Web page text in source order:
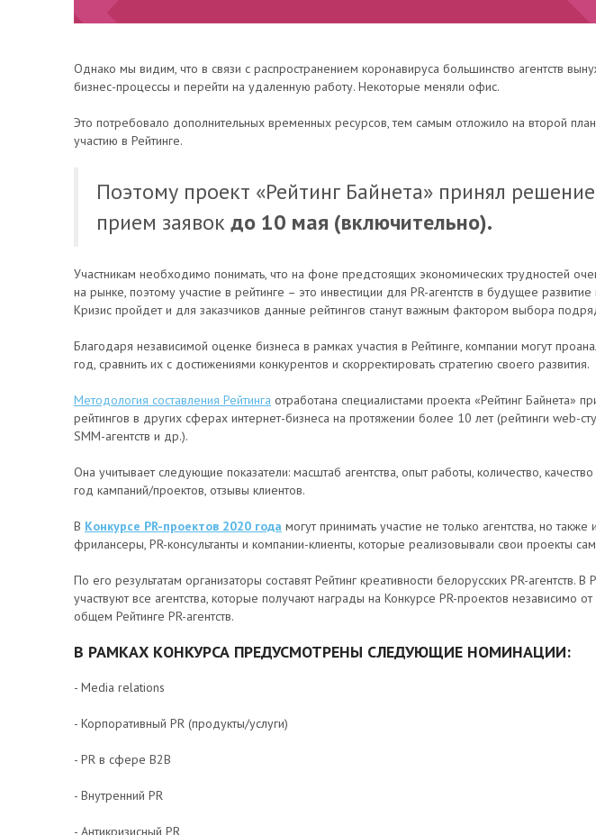
Однако мы видим, что в связи с распространением коронавируса большинство агентств
бизнес-процессы и перейти на удаленную работу. Некоторые меняли офис.
Это потребовало дополнительных временных ресурсов, тем самым отложило на второй
участию в Рейтинге.
Поэтому проект «Рейтинг Байнета» принял
прием заявокдо 10 мая (включительно).
Участникам необходимо понимать, что на фоне предстоящих экономических трудностей
на рынке, поэтому участие в рейтинге – это инвестиции для PR-агентств в будущее
Кризис пройдет и для заказчиков данные рейтингов станут важным фактором выбора
Благодаря независимой оценке бизнеса в рамках участия в Рейтинге, компании могут
год, сравнить их с достижениями конкурентов и скорректировать стратегию своего развития.
Методология составления Рейтинга отработана специалистами проекта «Рейтинг Байнета»
рейтингов в других сферах интернет-бизнеса на протяжении более 10 лет (рейтинги web-
SMM-агентств и др.).
Она учитывает следующие показатели: масштаб агентства, опыт работы, количество,
год кампаний/проектов, отзывы клиентов.
В Конкурсе PR-проектов 2020 года могут принимать участие не только агентства, но также
фрилансеры, PR-консультанты и компании-клиенты, которые реализовывали свои проекты
По его результатам организаторы составят Рейтинг креативности белорусских PR-агентств. В
участвуют все агентства, которые получают награды на Конкурсе PR-проектов независимо от
общем Рейтинге PR-агентств.
В РАМКАХ КОНКУРСА ПРЕДУСМОТРЕНЫ СЛЕДУЮЩИЕ НОМИНАЦИИ:
- Media relations
- Корпоративный PR (продукты/услуги)
- PR в сфере B2B
- Внутренний PR
- Антикризисный PR